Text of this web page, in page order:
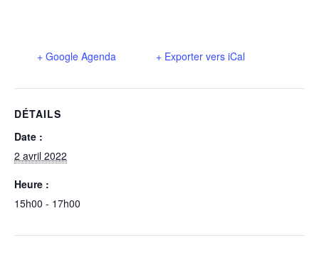
+ Google Agenda + Exporter vers iCal
DÉTAILS
Date :
2 avril 2022
Heure :
15h00 - 17h00